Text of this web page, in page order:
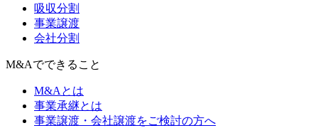
吸収分割
事業譲渡
会社分割
M&Aでできること
M&Aとは
事業承継とは
事業譲渡・会社譲渡をご検討の方へ